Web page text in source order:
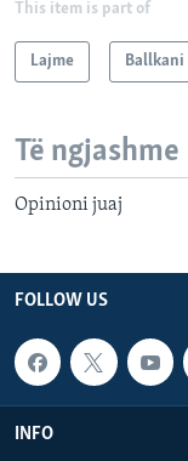
This item is part of
Lajme Ballkani
Të ngjashme
Opinioni juaj
FOLLOW US
INFO